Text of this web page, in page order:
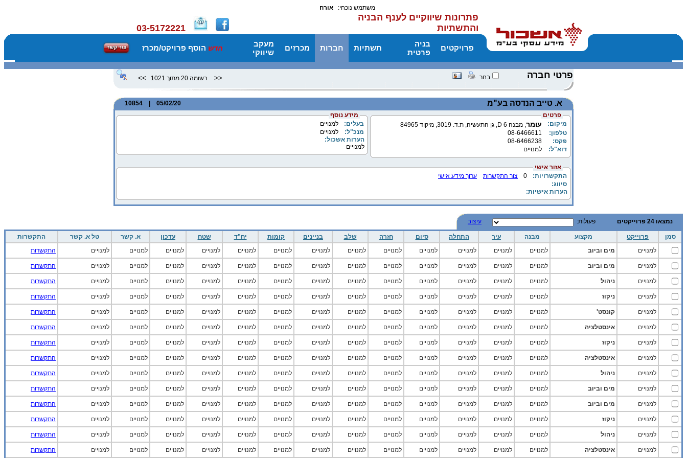
משתמש נוכחי: אורח
פתרונות שיווקיים לענף הבניה
והתשתיות
03-5172221
פרויקטים
בניה
פרטית
תשתיות חברות מכרזים
מעקב
שיווקי
חדש הוסף פרויקט/מכרז
פרטי חברה בחר << רשומה 20 מתוך 1021 >>
א. טייב הנדסה בע"מ
05/02/20 | 10854
פרטים
מיקום:
עומר, מבנה 6 D, גן התעשיה, ת.ד. 3019, מיקוד 84965
טלפון:
08-6466611
פקס:
08-6466238
דוא"ל:
למנויים
מידע נוסף
בעלים:
למנויים
מנכ"ל:
למנויים
הערות אשכול:
למנויים
אזור אישי
התקשרויות:
0 צור התקשרות
ערוך מידע אישי
סיווג:
הערות אישיות:
נמצאו 24 פרוייקטים פעולות: עיצוב
סמן פרוייקט מקצוע מבנה עיר התחלה סיום חזרה שלב בניינים קומות יח"ד שטח עדכון א. קשר טל א. קשר
התקשרות
למנויים
מים וביוב למנויים למנויים למנויים למנויים למנויים למנויים למנויים למנויים למנויים למנויים למנויים למנויים למנויים התקשרות
למנויים מים וביוב למנויים למנויים למנויים למנויים למנויים למנויים למנויים למנויים למנויים למנויים למנויים למנויים למנויים התקשרות
למנויים ניהול למנויים למנויים למנויים למנויים למנויים למנויים למנויים למנויים למנויים למנויים למנויים למנויים למנויים התקשרות
למנויים ניקוז למנויים למנויים למנויים למנויים למנויים למנויים למנויים למנויים למנויים למנויים למנויים למנויים למנויים התקשרות
למנויים קונסט' למנויים למנויים למנויים למנויים למנויים למנויים למנויים למנויים למנויים למנויים למנויים למנויים למנויים התקשרות
למנויים אינסטלציה למנויים למנויים למנויים למנויים למנויים למנויים למנויים למנויים למנויים למנויים למנויים למנויים למנויים התקשרות
למנויים ניקוז למנויים למנויים למנויים למנויים למנויים למנויים למנויים למנויים למנויים למנויים למנויים למנויים למנויים התקשרות
למנויים אינסטלציה למנויים למנויים למנויים למנויים למנויים למנויים למנויים למנויים למנויים למנויים למנויים למנויים למנויים התקשרות
למנויים ניהול למנויים למנויים למנויים למנויים למנויים למנויים למנויים למנויים למנויים למנויים למנויים למנויים למנויים התקשרות
למנויים מים וביוב למנויים למנויים למנויים למנויים למנויים למנויים למנויים למנויים למנויים למנויים למנויים למנויים למנויים התקשרות
למנויים מים וביוב למנויים למנויים למנויים למנויים למנויים למנויים למנויים למנויים למנויים למנויים למנויים למנויים למנויים התקשרות
למנויים ניקוז למנויים למנויים למנויים למנויים למנויים למנויים למנויים למנויים למנויים למנויים למנויים למנויים למנויים התקשרות
למנויים ניהול למנויים למנויים למנויים למנויים למנויים למנויים למנויים למנויים למנויים למנויים למנויים למנויים למנויים התקשרות
למנויים אינסטלציה למנויים למנויים למנויים למנויים למנויים למנויים למנויים למנויים למנויים למנויים למנויים למנויים למנויים התקשרות